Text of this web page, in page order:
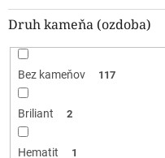
Druh kameňa (ozdoba)
Bez kameňov 117
Briliant 2
Hematit 1